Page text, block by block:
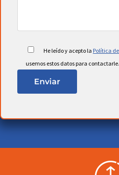
He leído y acepto la Política
usemos estos datos para contactarle.